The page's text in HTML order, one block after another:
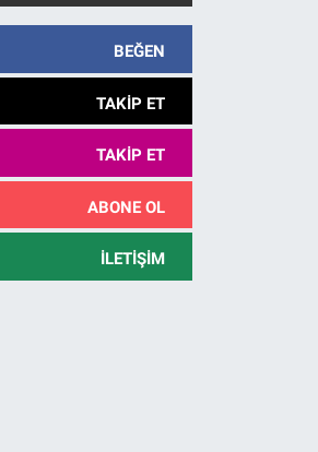
BEĞEN
TAKIP ET
TAKIP ET
ABONE OL
İLETIŞIM